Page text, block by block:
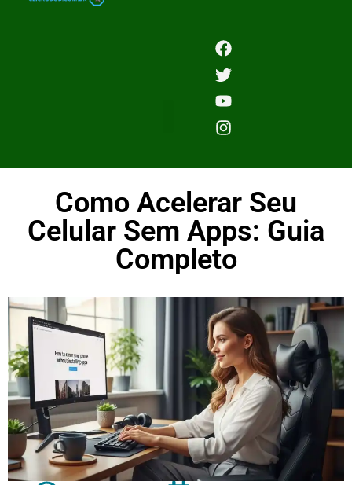
Como Acelerar Seu
Celular Sem Apps: Guia
Completo